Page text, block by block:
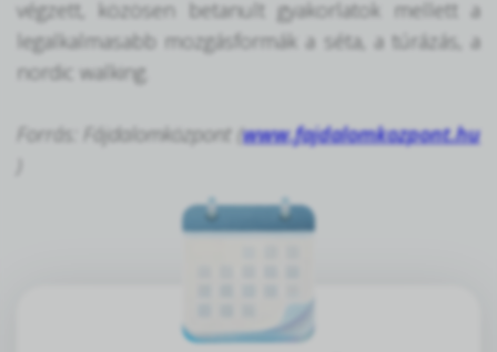
végzett, közösen betanult gyakorlatok mellett a
legalkalmasabb mozgásformák a séta, a túrázás, a
nordic walking.
Forrás: Fájdalomközpont (www.fajdalomkozpont.hu